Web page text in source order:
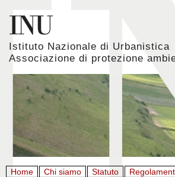
Istituto Nazionale di Urbanistica
Associazione di protezione
Home Chi siamo Statuto